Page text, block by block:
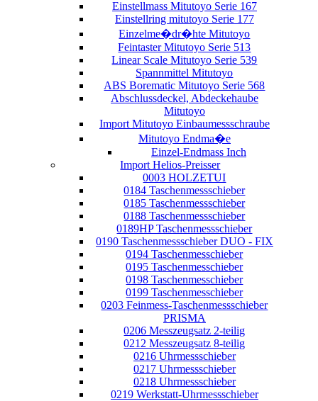
Einstellmass Mitutoyo Serie 167
Einstellring mitutoyo Serie 177
Einzelme�dr�hte Mitutoyo
Feintaster Mitutoyo Serie 513
Linear Scale Mitutoyo Serie 539
Spannmittel Mitutoyo
ABS Borematic Mitutoyo Serie 568
Abschlussdeckel, Abdeckehaube
Mitutoyo
Import Mitutoyo Einbaumessschraube
Mitutoyo Endma�e
Einzel-Endmass Inch
Import Helios-Preisser
0003 HOLZETUI
0184 Taschenmessschieber
0185 Taschenmessschieber
0188 Taschenmessschieber
0189HP Taschenmessschieber
0190 Taschenmessschieber DUO - FIX
0194 Taschenmesschieber
0195 Taschenmesschieber
0198 Taschenmesschieber
0199 Taschenmesschieber
0203 Feinmess-Taschenmessschieber
PRISMA
0206 Messzeugsatz 2-teilig
0212 Messzeugsatz 8-teilig
0216 Uhrmessschieber
0217 Uhrmessschieber
0218 Uhrmessschieber
0219 Werkstatt-Uhrmessschieber